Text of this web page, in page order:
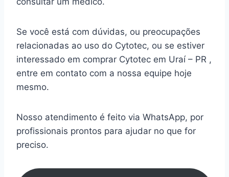
Se você está com dúvidas, ou preocupações
relacionadas ao uso do Cytotec, ou se estiver
interessado em comprar Cytotec em Uraí – PR ,
entre em contato com a nossa equipe hoje
mesmo.
Nosso atendimento é feito via WhatsApp, por
profissionais prontos para ajudar no que for
preciso.